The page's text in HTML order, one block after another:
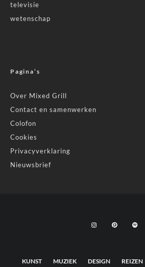
televisie
wetenschap
Pagina’s
Over Mixed Grill
Contact en samenwerken
Colofon
Cookies
Privacyverklaring
Nieuwsbrief
KUNST MUZIEK DESIGN REIZEN